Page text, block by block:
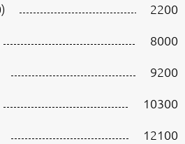
2200
8000
9200
10300
12100